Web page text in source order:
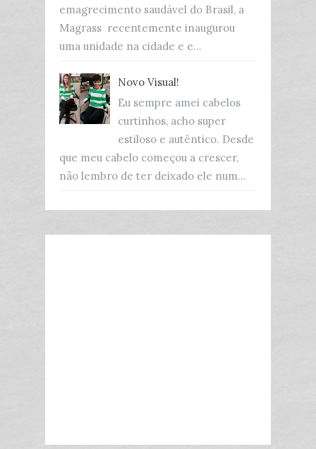
emagrecimento saudável do Brasil, a
Magrass recentemente inaugurou
uma unidade na cidade e e...
Novo Visual!
Eu sempre amei cabelos
curtinhos, acho super
estiloso e autêntico. Desde
que meu cabelo começou a crescer,
não lembro de ter deixado ele num...